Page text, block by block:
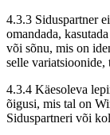
4.3.3 Siduspartner
omandada,
või sõnu, mis on
selle
4.3.4 Käesoleva
õigusi, mis tal on
Siduspartneri või